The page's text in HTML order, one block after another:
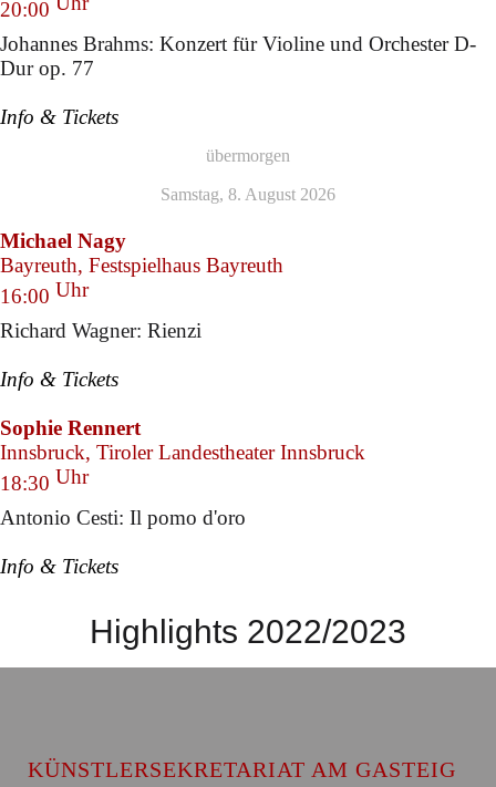
20:00
Johannes Brahms: Konzert für Violine und Orchester D-
Dur op. 77
Info & Tickets
übermorgen
Samstag, 8. August 2026
Michael Nagy
Bayreuth, Festspielhaus Bayreuth
16:00 Uhr
Richard Wagner: Rienzi
Info & Tickets
Sophie Rennert
Innsbruck, Tiroler Landestheater Innsbruck
18:30 Uhr
Antonio Cesti: Il pomo d'oro
Info & Tickets
Highlights 2022/2023
KÜNSTLERSEKRETARIAT AM GASTEIG